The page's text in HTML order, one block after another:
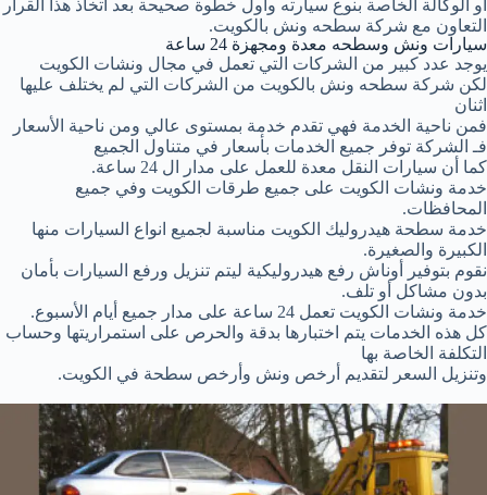
او الوكالة الخاصة بنوع سيارته وأول خطوة صحيحة بعد اتخاذ هذا القرار
التعاون مع شركة سطحه ونش بالكويت.
سيارات ونش وسطحه معدة ومجهزة 24 ساعة
يوجد عدد كبير من الشركات التي تعمل في مجال ونشات الكويت
لكن شركة سطحه ونش بالكويت من الشركات التي لم يختلف عليها
اثنان
فمن ناحية الخدمة فهي تقدم خدمة بمستوى عالي ومن ناحية الأسعار
فـ الشركة توفر جميع الخدمات بأسعار في متناول الجميع
كما أن سيارات النقل معدة للعمل على مدار ال 24 ساعة.
خدمة ونشات الكويت على جميع طرقات الكويت وفي جميع
المحافظات.
خدمة سطحة هيدروليك الكويت مناسبة لجميع انواع السيارات منها
الكبيرة والصغيرة.
نقوم بتوفير أوناش رفع هيدروليكية ليتم تنزيل ورفع السيارات بأمان
بدون مشاكل أو تلف.
خدمة ونشات الكويت تعمل 24 ساعة على مدار جميع أيام الأسبوع.
كل هذه الخدمات يتم اختبارها بدقة والحرص على استمراريتها وحساب
التكلفة الخاصة بها
وتنزيل السعر لتقديم أرخص ونش وأرخص سطحة في الكويت.